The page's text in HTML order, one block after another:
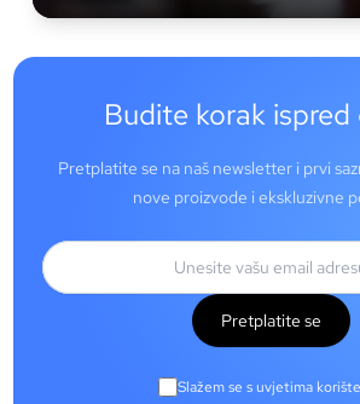
Budite korak ispred
Pretplatite se na naš newsletter i prvi
nove proizvode i ekskluzivne
Pretplatite se
Slažem se s uvjetima